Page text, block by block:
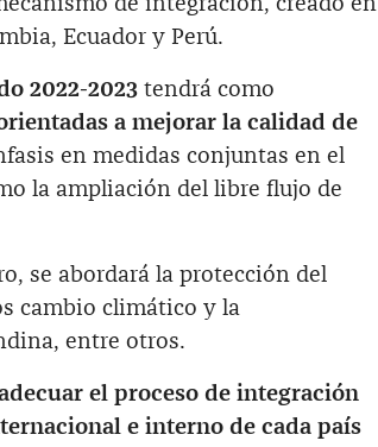
Ecuador y Perú.
2022-2023 tendrá como
a mejorar la calidad de
en medidas conjuntas en el
la ampliación del libre flujo de
se abordará la protección del
cambio climático y la
entre otros.
el proceso de integración
e interno de cada país